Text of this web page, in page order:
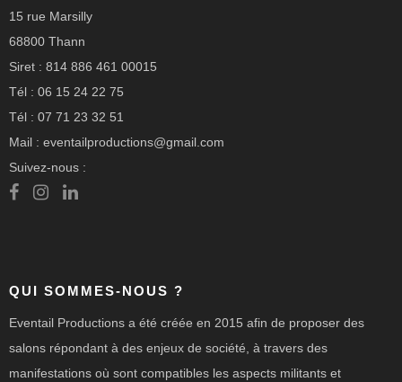
15 rue Marsilly
68800 Thann
Siret : 814 886 461 00015
Tél : 06 15 24 22 75
Tél : 07 71 23 32 51
Mail : eventailproductions@gmail.com
Suivez-nous :
QUI SOMMES-NOUS ?
Eventail Productions a été créée en 2015 afin de proposer des
salons répondant à des enjeux de société, à travers des
manifestations où sont compatibles les aspects militants et